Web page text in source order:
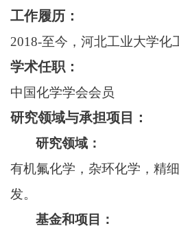
工作履历：
2018-至今，河北工业大学化
学术任职：
中国化学学会会员
研究领域与承担项目：
研究领域：
有机氟化学，杂环化学，精
发。
基金和项目：